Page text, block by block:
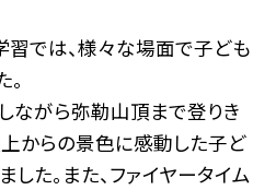
では、様々な場面で子ども
ながら弥勒山頂まで登りき
上からの景色に感動した子ど
た。また、ファイヤータイム